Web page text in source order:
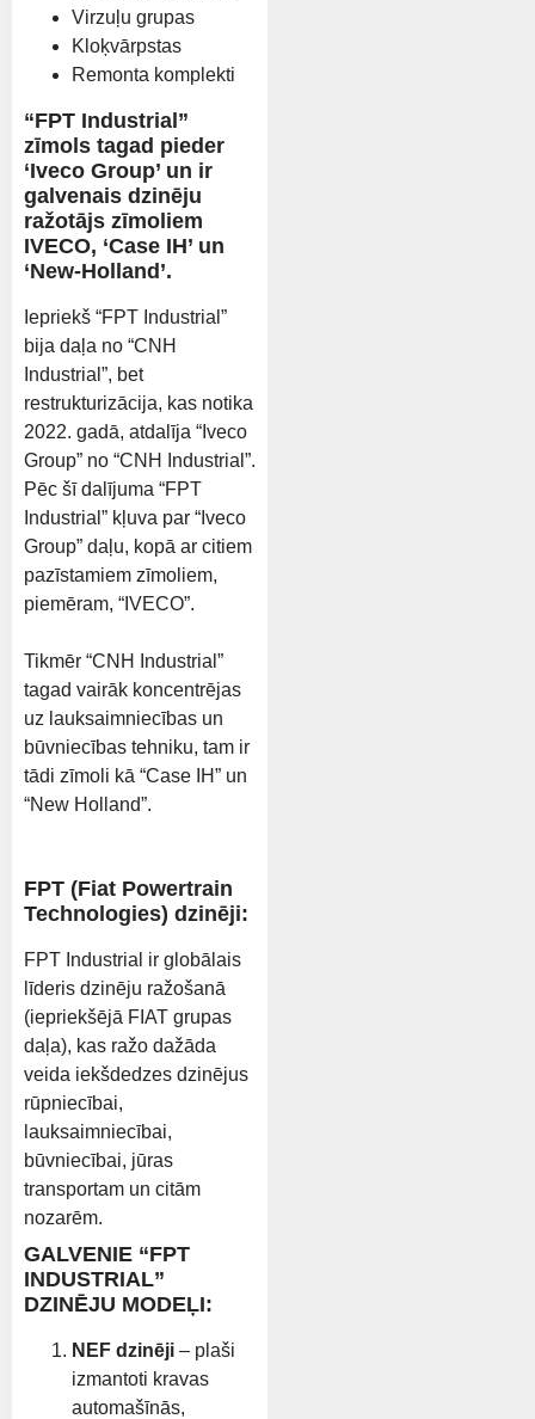
Virzuļu grupas
Kloķvārpstas
Remonta komplekti
“FPT Industrial”
zīmols tagad pieder
‘Iveco Group’ un ir
galvenais dzinēju
ražotājs zīmoliem
IVECO, ‘Case IH’ un
‘New-Holland’.
Iepriekš “FPT Industrial”
bija daļa no “CNH
Industrial”, bet
restrukturizācija, kas notika
2022. gadā, atdalīja “Iveco
Group” no “CNH Industrial”.
Pēc šī dalījuma “FPT
Industrial” kļuva par “Iveco
Group” daļu, kopā ar citiem
pazīstamiem zīmoliem,
piemēram, “IVECO”.
Tikmēr “CNH Industrial”
tagad vairāk koncentrējas
uz lauksaimniecības un
būvniecības tehniku, tam ir
tādi zīmoli kā “Case IH” un
“New Holland”.
FPT (Fiat Powertrain
Technologies) dzinēji:
FPT Industrial ir globālais
līderis dzinēju ražošanā
(iepriekšējā FIAT grupas
daļa), kas ražo dažāda
veida iekšdedzes dzinējus
rūpniecībai,
lauksaimniecībai,
būvniecībai, jūras
transportam un citām
nozarēm.
GALVENIE “FPT
INDUSTRIAL”
DZINĒJU MODEĻI:
NEF dzinēji – plaši
izmantoti kravas
automašīnās,